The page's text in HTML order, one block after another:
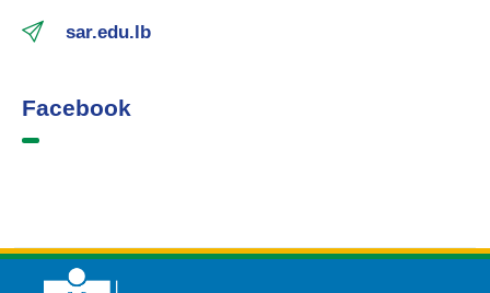
sar.edu.lb
Facebook